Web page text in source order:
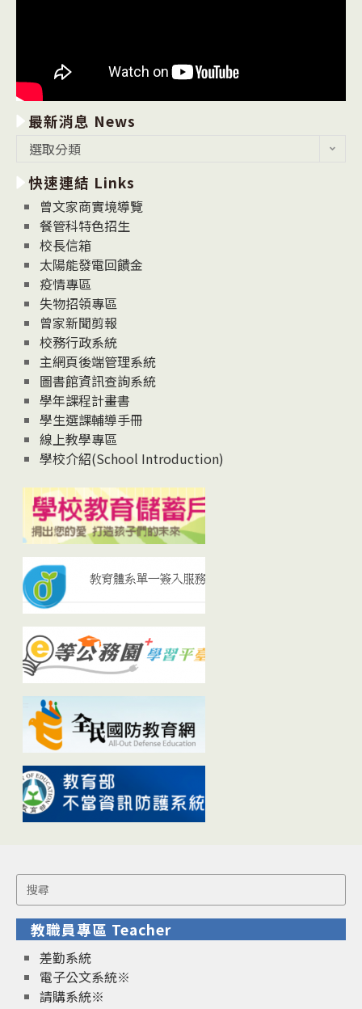
最新消息 News
消
息
News
選取分類
快速連結 Links
曾文家商實境導覽
餐管科特色招生
校長信箱
太陽能發電回饋金
疫情專區
失物招領專區
曾家新聞剪報
校務行政系統
主網頁後端管理系統
圖書館資訊查詢系統
學年課程計畫書
學生選課輔導手冊
線上教學專區
學校介紹(School Introduction)
Search
for:
教職員專區 Teacher
差勤系統
電子公文系統※
請購系統※